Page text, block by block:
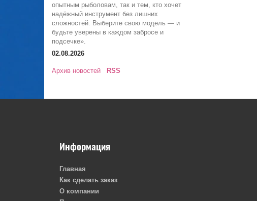
опытным рыболовам, так и тем, кто хочет
надёжный инструмент без лишних
сложностей. Выберите свою модель — и
будьте уверены в каждом забросе и
подсечке».
02.08.2026
Архив новостей RSS
Информация
Главная
Как сделать заказ
О компании